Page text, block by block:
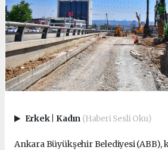
Erkek Kadın (Haberi Sesli Oku)
Ankara Büyükşehir Belediyesi